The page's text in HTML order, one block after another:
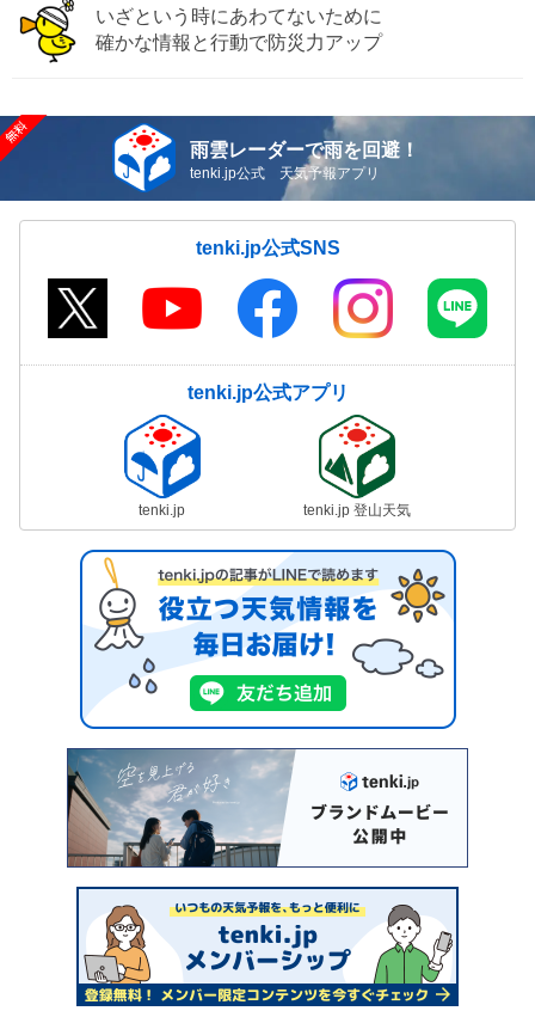
いざという時にあわてないために
確かな情報と行動で防災力アップ
雨雲レーダーで雨を回避！
tenki.jp公式 天気予報アプリ
tenki.jp公式SNS
tenki.jp公式アプリ
tenki.jp tenki.jp 登山天気